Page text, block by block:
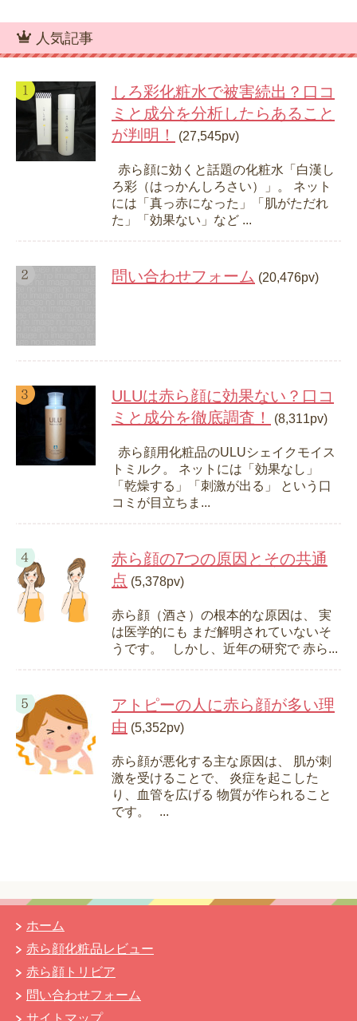
人気記事
しろ彩化粧水で被害続出？口コ
ミと成分を分析したらあること
が判明！
(27,545pv)
赤ら顔に効くと話題の化粧水「白漢し
ろ彩（はっかんしろさい）」。 ネット
には「真っ赤になった」「肌がただれ
た」「効果ない」など ...
問い合わせフォーム (20,476pv)
ULUは赤ら顔に効果ない？口コ
ミと成分を徹底調査！
(8,311pv)
赤ら顔用化粧品のULUシェイクモイス
トミルク。 ネットには「効果なし」
「乾燥する」「刺激が出る」 という口
コミが目立ちま...
赤ら顔の7つの原因とその共通
点 (5,378pv)
赤ら顔（酒さ）の根本的な原因は、 実
は医学的にも まだ解明されていないそ
うです。 しかし、近年の研究で 赤ら...
アトピーの人に赤ら顔が多い理
由 (5,352pv)
赤ら顔が悪化する主な原因は、 肌が刺
激を受けることで、 炎症を起こした
り、血管を広げる 物質が作られること
です。 ...
ホーム
赤ら顔化粧品レビュー
赤ら顔トリビア
問い合わせフォーム
サイトマップ